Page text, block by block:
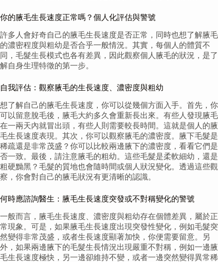
你的腋毛生長速度正常嗎？個人化評估與警號
許多人會好奇自己的腋毛生長速度是否正常，同時也想了解腋毛
的濃密程度與粗幼是否合乎一般情況。其實，每個人的體質不
同，毛髮生長模式也各有差異，因此觀察個人腋毛的狀況，是了
解自身生理特徵的第一步。
自我評估：觀察腋毛的生長速度、濃密度與粗幼
想了解自己的腋毛生長速度，你可以從幾個方面入手。首先，你
可以留意脫毛後，腋毛大約多久會重新長出來。有些人發現腋毛
在一兩天內就冒出頭，有些人則需要較長時間。這就是個人的腋
毛生長速度表現。其次，你可以觀察腋毛的濃密度。腋下毛髮是
稀疏還是非常茂盛？你可以比較兩邊腋下的濃密度，看看它們是
否一致。最後，請注意腋毛的粗幼。這些毛髮是柔軟細幼，還是
粗硬黝黑？毛髮的質地也會隨時間或個人狀況變化。透過這些觀
察，你會對自己的腋毛狀況有更清晰的認識。
何時應諮詢醫生：腋毛生長速度突發或不對稱變化的警號
一般而言，腋毛生長速度、濃密度與粗幼存在個體差異，屬於正
常現象。可是，如果腋毛生長速度出現突發性變化，例如毛髮突
然變得非常茂盛，或者生長速度顯著加快，你便需要留意。另
外，如果兩邊腋下的毛髮生長情況出現嚴重不對稱，例如一邊腋
毛生長速度極快，另一邊卻維持不變，或者一邊突然變得異常稀